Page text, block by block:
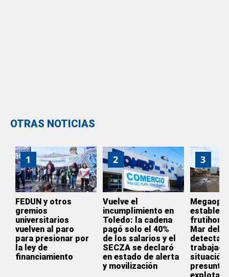
OTRAS NOTICIAS
1
FEDUN y otros
gremios
universitarios
vuelven al paro
para presionar por
la ley de
financiamiento
2
Vuelve el
incumplimiento en
Toledo: la cadena
pagó solo el 40%
de los salarios y el
SECZA se declaró
en estado de alerta
y movilización
3
Mar del
situación
presunta